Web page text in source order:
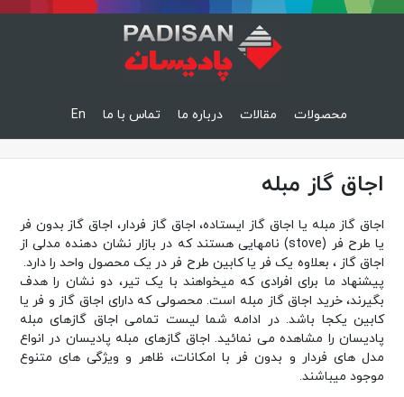
محصولات مقالات درباره ما تماس با ما En
اجاق گاز مبله
اجاق گاز مبله یا اجاق گاز ایستاده، اجاق گاز فردار، اجاق گاز بدون فر
یا طرح فر (stove) نامهایی هستند که در بازار نشان دهنده مدلی از
اجاق گاز ، بعلاوه یک فر یا کابین طرح فر در یک محصول واحد را دارد.
پیشنهاد ما برای افرادی که میخواهند با یک تیر، دو نشان را هدف
بگیرند، خرید اجاق گاز مبله است. محصولی که دارای اجاق گاز و فر یا
کابین یکجا باشد. در ادامه شما لیست تمامی اجاق گازهای مبله
پادیسان را مشاهده می نمائید. اجاق گازهای مبله پادیسان در انواع
مدل های فردار و بدون فر با امکانات، ظاهر و ویژگی های متنوع
موجود میباشند.